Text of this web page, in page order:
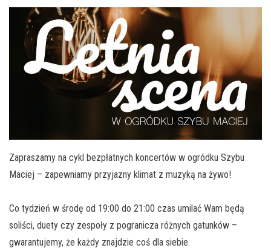
Zapraszamy na cykl bezpłatnych koncertów w ogródku Szybu
Maciej – zapewniamy przyjazny klimat z muzyką na żywo!
Co tydzień w środę od 19:00 do 21:00 czas umilać Wam będą
soliści, duety czy zespoły z pogranicza różnych gatunków –
gwarantujemy, że każdy znajdzie coś dla siebie.